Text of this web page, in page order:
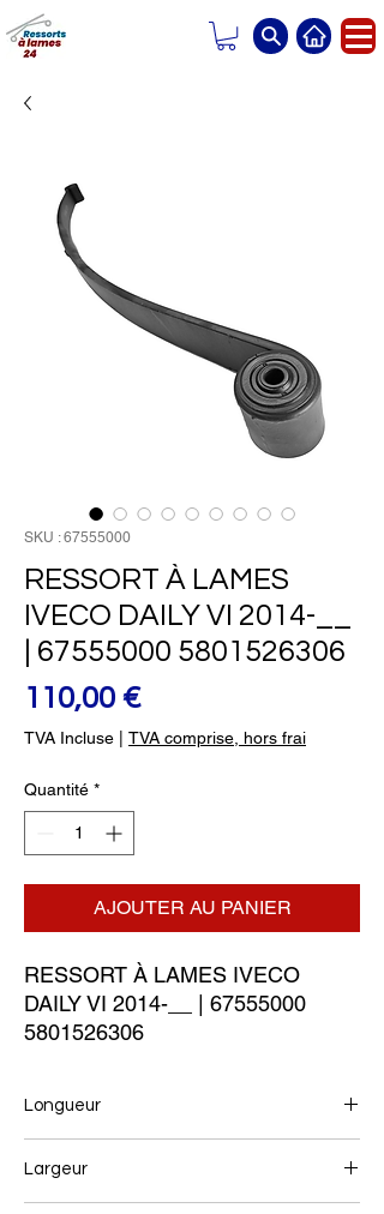
SKU : 67555000
RESSORT À LAMES
IVECO DAILY VI 2014-__
| 67555000 5801526306
110,00 €Prix
TVA Incluse TVA comprise, hors frai
Quantité *
AJOUTER AU PANIER
RESSORT À LAMES IVECO
DAILY VI 2014-__ | 67555000
5801526306
Longueur
Largeur